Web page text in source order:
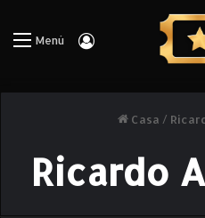
Menú Iniciar Sesión
Casa /
Ricardo